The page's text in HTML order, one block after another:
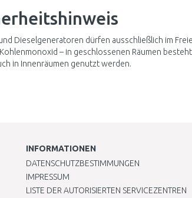
Dieselgeneratoren dürfen ausschließlich im
– in geschlossenen Räumen
in Innenräumen genutzt werden.
INFORMATIONEN
DATENSCHUTZBESTIMMUNGEN
IMPRESSUM
LISTE DER AUTORISIERTEN SERVICEZENTREN